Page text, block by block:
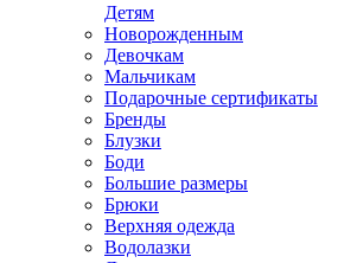
Детям
Новорожденным
Девочкам
Мальчикам
Подарочные сертификаты
Бренды
Блузки
Боди
Большие размеры
Брюки
Верхняя одежда
Водолазки